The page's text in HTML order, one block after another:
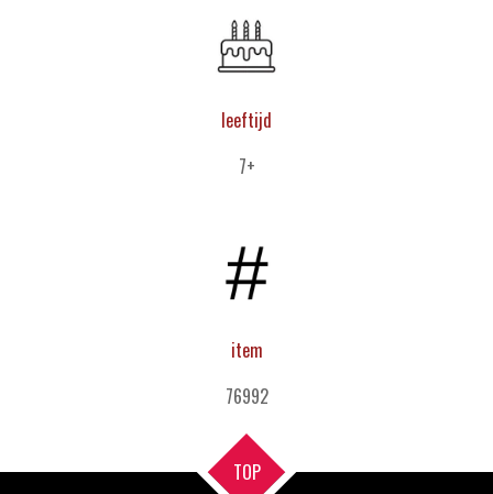
leeftijd
7+
item
76992
TOP